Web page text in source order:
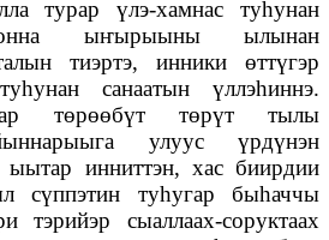
турар үлэ-хамнас туһунан
ыҥырыыны ылынан
тиэртэ, инники өттүгэр
санаатын үллэһиннэ.
төрөөбүт төрүт тылы
улуус үрдүнэн
ыытар инниттэн, хас биирдии
сүппэтин туһугар быһаччы
тэрийэр сыаллаах-соруктаах